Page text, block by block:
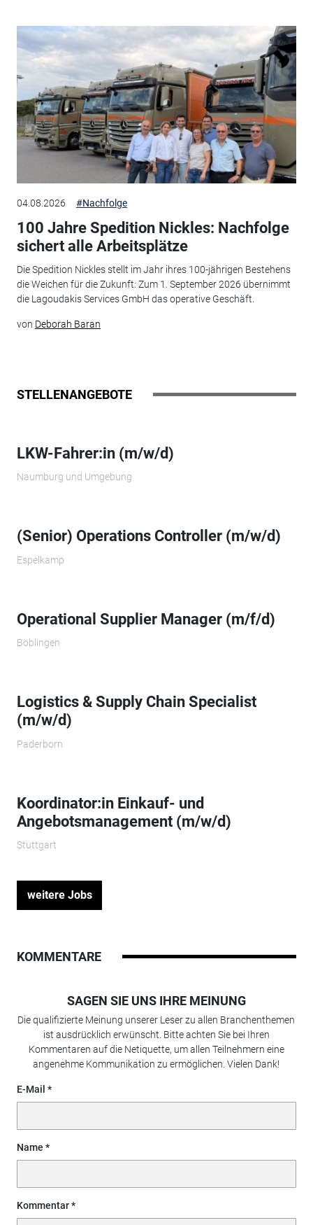
04.08.2026 #Nachfolge
100 Jahre Spedition Nickles: Nachfolge
sichert alle Arbeitsplätze
Die Spedition Nickles stellt im Jahr ihres 100-jährigen Bestehens
die Weichen für die Zukunft: Zum 1. September 2026 übernimmt
die Lagoudakis Services GmbH das operative Geschäft.
von Deborah Baran
STELLENANGEBOTE
LKW-Fahrer:in (m/w/d)
Naumburg und Umgebung
(Senior) Operations Controller (m/w/d)
Espelkamp
Operational Supplier Manager (m/f/d)
Böblingen
Logistics & Supply Chain Specialist
(m/w/d)
Paderborn
Koordinator:in Einkauf- und
Angebotsmanagement (m/w/d)
Stuttgart
weitere Jobs
KOMMENTARE
SAGEN SIE UNS IHRE MEINUNG
Die qualifizierte Meinung unserer Leser zu allen Branchenthemen
ist ausdrücklich erwünscht. Bitte achten Sie bei Ihren
Kommentaren auf die Netiquette, um allen Teilnehmern eine
angenehme Kommunikation zu ermöglichen. Vielen Dank!
E-Mail
Name
Kommentar